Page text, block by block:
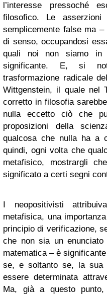
l’interesse pressoché
filosofico. Le
semplicemente false ma
di senso, occupandosi
quali noi non siamo in
significante. E, si
trasformazione radicale
Wittgenstein, il quale nel
corretto in filosofia
nulla eccetto ciò che
proposizioni della
qualcosa che nulla ha a
quindi, ogni volta che
metafisico, mostrargli
significato a certi segni
I neopositivisti
metafisica, una
principio di verificazione,
che non sia un
matematica – è
se, e soltanto se, la
essere determinata
Ma, già a questo